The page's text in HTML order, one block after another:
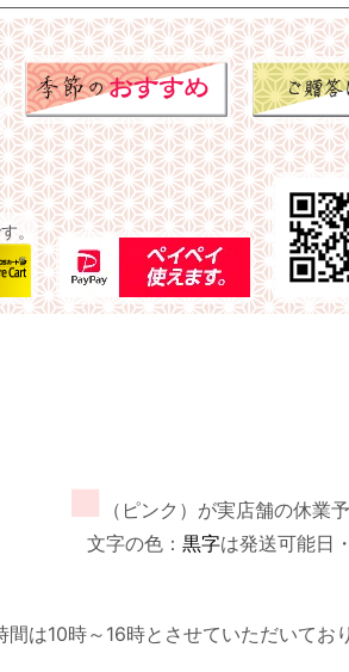
。
■
（ピンク）が実店舗の休業
文字の色： 黒字は発送可能日・
は10時～16時とさせていただいてお